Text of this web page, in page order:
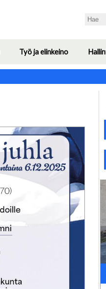
Search
Työ ja elinkeino
Toggle